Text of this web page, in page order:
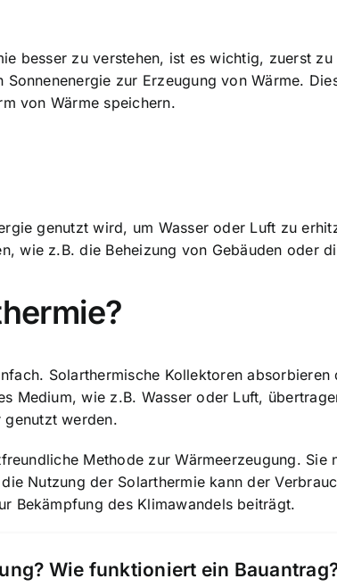
besser zu verstehen, ist es wichtig, zuerst
zur Erzeugung von Wärme.
von Wärme speichern.
genutzt wird, um Wasser oder Luft zu
wie z.B. die Beheizung von Gebäuden oder
Solarthermische Kollektoren
Medium, wie z.B. Wasser oder Luft,
genutzt werden.
Methode zur Wärmeerzeugung.
Nutzung der Solarthermie kann der
Bekämpfung des Klimawandels beiträgt.
Wie funktioniert ein